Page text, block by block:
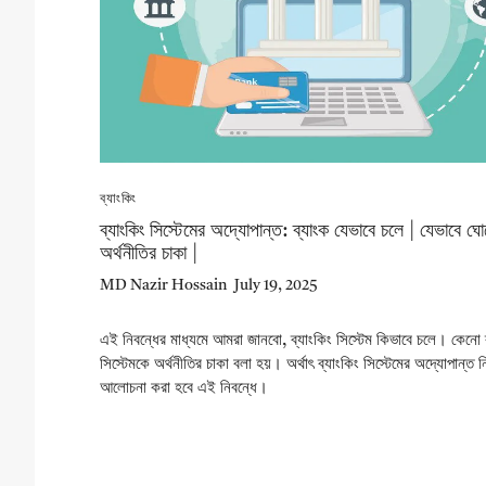
ব্যাংকিং
ব্যাংকিং সিস্টেমের অদ্যোপান্ত: ব্যাংক যেভাবে চলে | যেভাবে
অর্থনীতির চাকা |
MD Nazir Hossain July 19, 2025
এই নিবন্ধের মাধ্যমে আমরা জানবো, ব্যাংকিং সিস্টেম কিভাবে চলে। কেনো
সিস্টেমকে অর্থনীতির চাকা বলা হয়। অর্থাৎ ব্যাংকিং সিস্টেমের অদ্যোপান্ত
আলোচনা করা হবে এই নিবন্ধে।